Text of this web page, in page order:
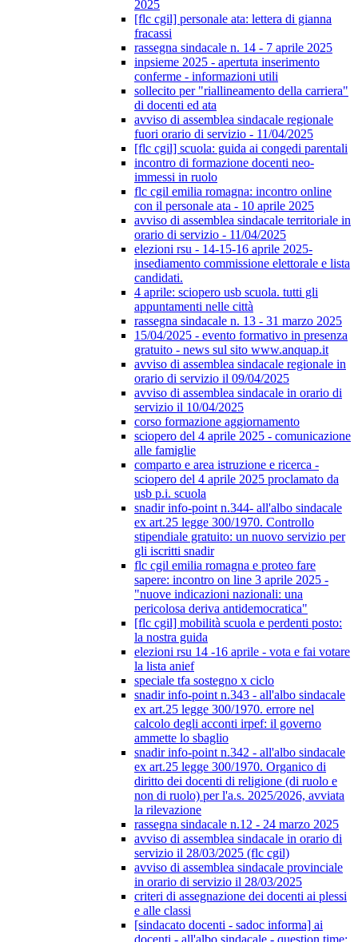
2025
[flc cgil] personale ata: lettera di gianna
fracassi
rassegna sindacale n. 14 - 7 aprile 2025
inpsieme 2025 - apertuta inserimento
conferme - informazioni utili
sollecito per "riallineamento della carriera"
di docenti ed ata
avviso di assemblea sindacale regionale
fuori orario di servizio - 11/04/2025
[flc cgil] scuola: guida ai congedi parentali
incontro di formazione docenti neo-
immessi in ruolo
flc cgil emilia romagna: incontro online
con il personale ata - 10 aprile 2025
avviso di assemblea sindacale territoriale in
orario di servizio - 11/04/2025
elezioni rsu - 14-15-16 aprile 2025-
insediamento commissione elettorale e lista
candidati.
4 aprile: sciopero usb scuola. tutti gli
appuntamenti nelle città
rassegna sindacale n. 13 - 31 marzo 2025
15/04/2025 - evento formativo in presenza
gratuito - news sul sito www.anquap.it
avviso di assemblea sindacale regionale in
orario di servizio il 09/04/2025
avviso di assemblea sindacale in orario di
servizio il 10/04/2025
corso formazione aggiornamento
sciopero del 4 aprile 2025 - comunicazione
alle famiglie
comparto e area istruzione e ricerca -
sciopero del 4 aprile 2025 proclamato da
usb p.i. scuola
snadir info-point n.344- all'albo sindacale
ex art.25 legge 300/1970. Controllo
stipendiale gratuito: un nuovo servizio per
gli iscritti snadir
flc cgil emilia romagna e proteo fare
sapere: incontro on line 3 aprile 2025 -
"nuove indicazioni nazionali: una
pericolosa deriva antidemocratica"
[flc cgil] mobilità scuola e perdenti posto:
la nostra guida
elezioni rsu 14 -16 aprile - vota e fai votare
la lista anief
speciale tfa sostegno x ciclo
snadir info-point n.343 - all'albo sindacale
ex art.25 legge 300/1970. errore nel
calcolo degli acconti irpef: il governo
ammette lo sbaglio
snadir info-point n.342 - all'albo sindacale
ex art.25 legge 300/1970. Organico di
diritto dei docenti di religione (di ruolo e
non di ruolo) per l'a.s. 2025/2026, avviata
la rilevazione
rassegna sindacale n.12 - 24 marzo 2025
avviso di assemblea sindacale in orario di
servizio il 28/03/2025 (flc cgil)
avviso di assemblea sindacale provinciale
in orario di servizio il 28/03/2025
criteri di assegnazione dei docenti ai plessi
e alle classi
[sindacato docenti - sadoc informa] ai